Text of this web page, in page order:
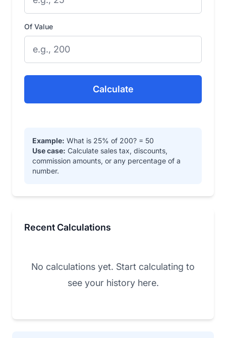
Of Value
Calculate
Example: What is 25% of 200? = 50
Use case: Calculate sales tax, discounts,
commission amounts, or any percentage of a
number.
Recent Calculations
No calculations yet. Start calculating to
see your history here.